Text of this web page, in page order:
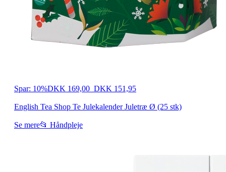
Spar: 10%DKK 169,00 DKK 151,95
English Tea Shop Te Julekalender Juletræ Ø (25 stk)
Se mere📂 Håndpleje